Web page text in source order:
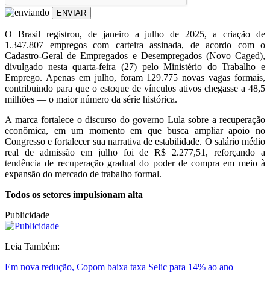
ENVIAR
O Brasil registrou, de janeiro a julho de 2025, a criação de
1.347.807 empregos com carteira assinada, de acordo com o
Cadastro-Geral de Empregados e Desempregados (Novo Caged),
divulgado nesta quarta-feira (27) pelo Ministério do Trabalho e
Emprego. Apenas em julho, foram 129.775 novas vagas formais,
contribuindo para que o estoque de vínculos ativos chegasse a 48,5
milhões — o maior número da série histórica.
A marca fortalece o discurso do governo Lula sobre a recuperação
econômica, em um momento em que busca ampliar apoio no
Congresso e fortalecer sua narrativa de estabilidade. O salário médio
real de admissão em julho foi de R$ 2.277,51, reforçando a
tendência de recuperação gradual do poder de compra em meio à
expansão do mercado de trabalho formal.
Todos os setores impulsionam alta
Publicidade
Leia Também:
Em nova redução, Copom baixa taxa Selic para 14% ao ano